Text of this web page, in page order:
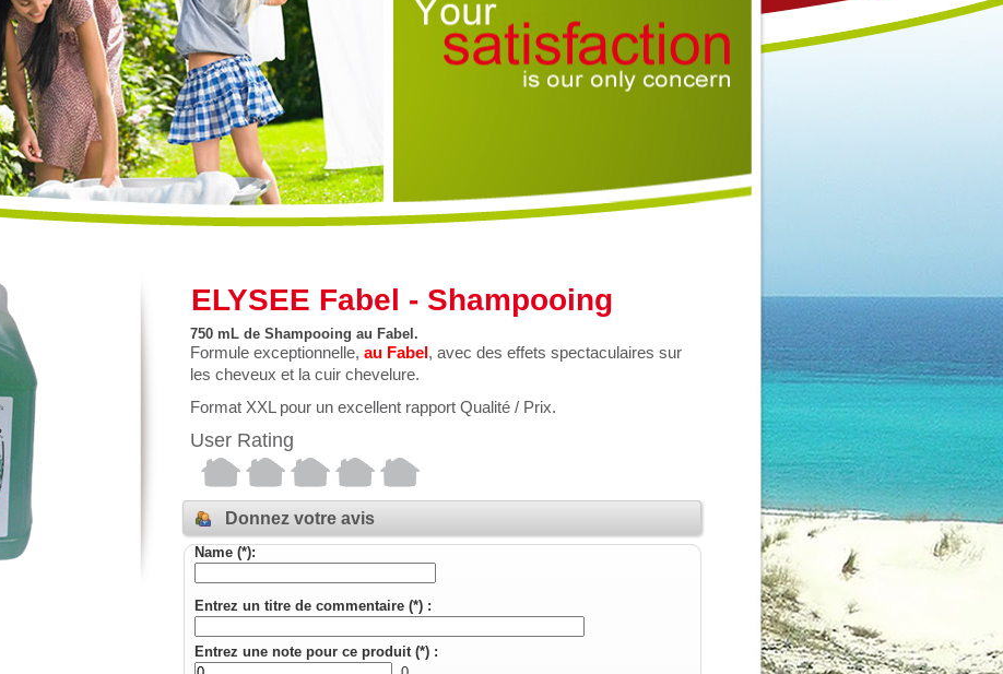
ELYSEE Fabel - Shampooing
750 mL de Shampooing au Fabel.
Formule exceptionnelle,au Fabel, avec des effets spectaculaires sur
les cheveux et la cuir chevelure.
Format XXL pour un excellent rapport Qualité / Prix.
User Rating
Donnez votre avis
Name (*):
Entrez un titre de commentaire (*) :
Entrez une note pour ce produit (*) :